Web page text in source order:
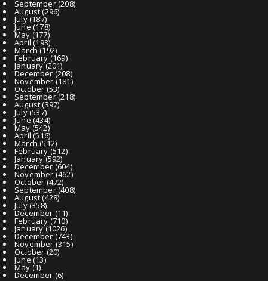
September(208)
August(296)
July(187)
June(178)
May (177)
April (193)
March (192)
February (169)
January(201)
December (208)
November (181)
October (53)
September(218)
August(397)
July(537)
June(434)
May (542)
April (516)
March (512)
February (512)
January(592)
December (604)
November (462)
October (472)
September(408)
August(428)
July(358)
December (11)
February (710)
January(1026)
December (743)
November (315)
October (20)
June (13)
May (1)
December (6)